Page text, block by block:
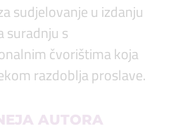
sudjelovanje u izdanju
suradnju s
čvorištima koja
razdoblja proslave.
AUTORA